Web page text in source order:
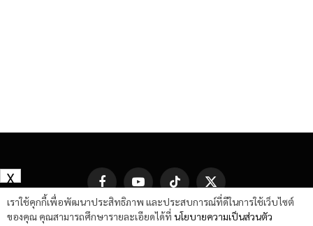
FacebookYouTube TikTok
X
(Twitter)
เราใช้คุกกี้เพื่อพัฒนาประสิทธิภาพ และประสบการณ์ที่ดีในการใช้เว็บไซต์
ของคุณ คุณสามารถศึกษารายละเอียดได้ที่ นโยบายความเป็นส่วนตัว
X